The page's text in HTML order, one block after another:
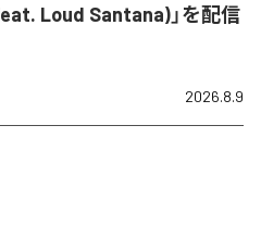
Loud Santana)」を配信
2026.8.9